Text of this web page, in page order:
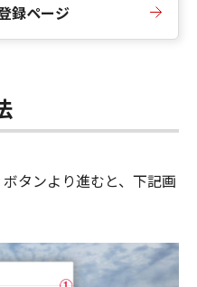
録ページ
ボタンより進むと、下記画